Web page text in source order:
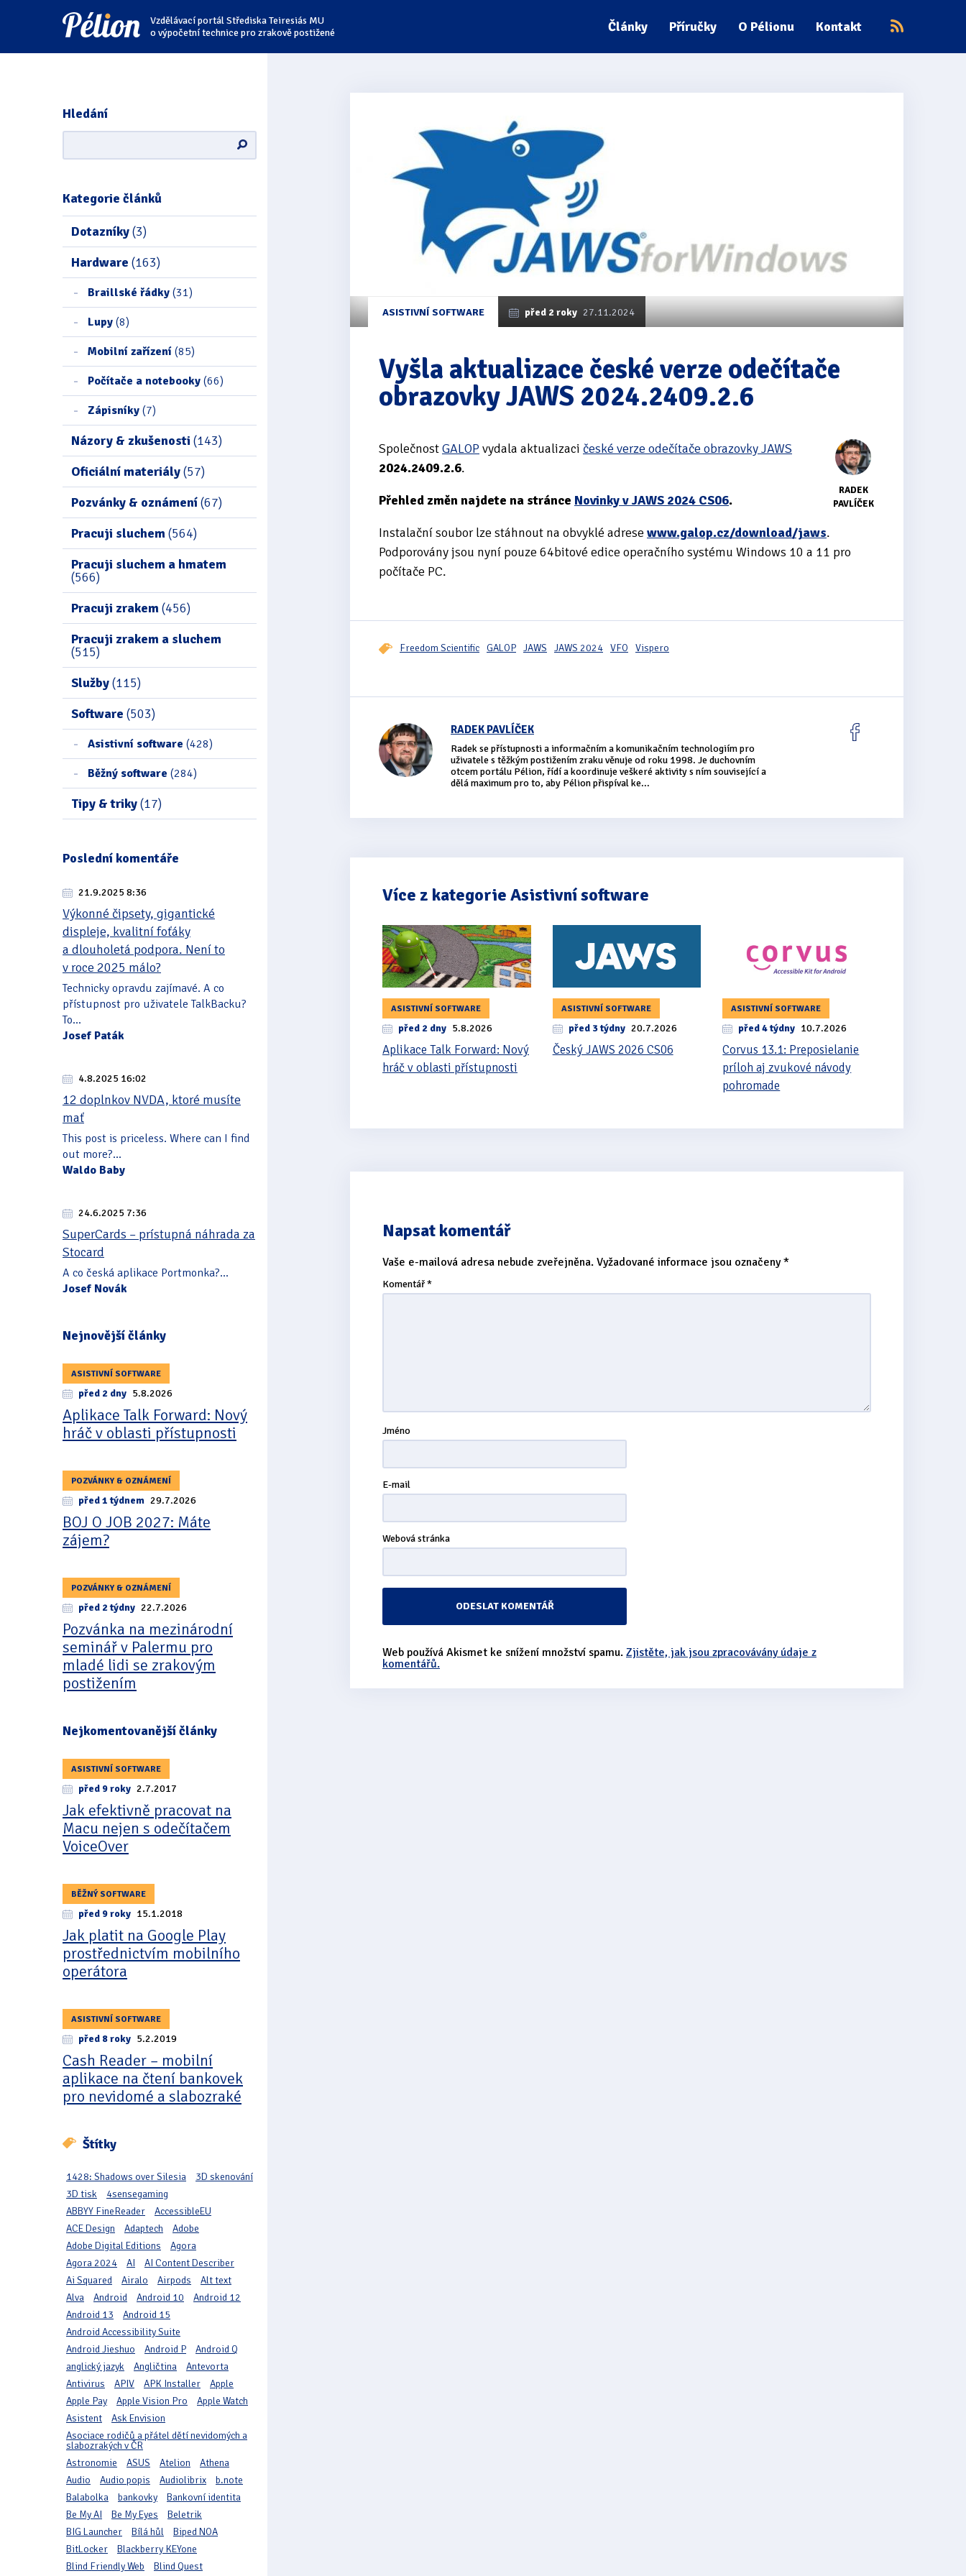
Přejít
na
štítky
Přejít
na
kategorie
Přejít
na
obsah
Vzdělávací portál Střediska Teiresiás MU
o výpočetní technice pro zrakově postižené
Články Příručky O Pélionu Kontakt
Hledání
Kategorie článků
Dotazníky(3)
Hardware (163)
Braillské řádky (31)
Lupy (8)
Mobilní zařízení (85)
Počítače a notebooky (66)
Zápisníky (7)
Názory & zkušenosti (143)
Oficiální materiály(57)
Pozvánky & oznámení(67)
Pracuji sluchem(564)
Pracuji sluchem a hmatem
(566)
Pracuji zrakem(456)
Pracuji zrakem a sluchem
(515)
Služby(115)
Software (503)
Asistivní software (428)
Běžný software (284)
Tipy & triky(17)
Poslední komentáře
21.9.2025 8:36
Výkonné čipsety, gigantické
displeje, kvalitní foťáky
a dlouholetá podpora. Není to
v roce 2025 málo?
Technicky opravdu zajímavé. A co
přístupnost pro uživatele TalkBacku?
To...
Josef Paták
4.8.2025 16:02
12 doplnkov NVDA, ktoré musíte
mať
This post is priceless. Where can I find
out more?...
Waldo Baby
24.6.2025 7:36
SuperCards – prístupná náhrada za
Stocard
A co česká aplikace Portmonka?...
Josef Novák
Nejnovější články
ASISTIVNÍ SOFTWARE
před 2 dny 5.8.2026
Aplikace Talk Forward: Nový
hráč v oblasti přístupnosti
POZVÁNKY & OZNÁMENÍ
před 1 týdnem 29.7.2026
BOJ O JOB 2027: Máte
zájem?
POZVÁNKY & OZNÁMENÍ
před 2 týdny 22.7.2026
Pozvánka na mezinárodní
seminář v Palermu pro
mladé lidi se zrakovým
postižením
Nejkomentovanější články
ASISTIVNÍ SOFTWARE
před 9 roky 2.7.2017
Jak efektivně pracovat na
Macu nejen s odečítačem
VoiceOver
BĚŽNÝ SOFTWARE
před 9 roky 15.1.2018
Jak platit na Google Play
prostřednictvím mobilního
operátora
ASISTIVNÍ SOFTWARE
před 8 roky 5.2.2019
Cash Reader – mobilní
aplikace na čtení bankovek
pro nevidomé a slabozraké
Štítky
1428: Shadows over Silesia
3D skenování
3D tisk
4sensegaming
ABBYY FineReader
AccessibleEU
ACE Design
Adaptech
Adobe
Adobe Digital Editions
Agora
Agora 2024
AI
AI Content Describer
Ai Squared
Airalo Airpods
Alt text
Alva
Android Android 10
Android 12
Android 13
Android 15
Android Accessibility Suite
Android Jieshuo
Android P
Android Q
anglický jazyk
Angličtina
Antevorta
Antivirus
APIV APK Installer
Apple
Apple Pay
Apple Vision Pro
Apple Watch
Asistent
Ask Envision
Asociace rodičů a přátel dětí nevidomých a
slabozrakých v ČR
Astronomie
ASUS Atelion
Athena
Audio
Audio popis Audiolibrix
b.note
Balabolka
bankovky
Bankovní identita
Be My AI
Be My Eyes
Beletrik
BIG Launcher
Bílá hůl
Biped NOA
BitLocker
Blackberry KEYone
Blind Friendly Web
Blind Quest
ASISTIVNÍ SOFTWARE před 2 roky 27.11.2024
Vyšla aktualizace české verze odečítače
obrazovky JAWS 2024.2409.2.6
RADEK
PAVLÍČEK
SpolečnostGALOP vydala aktualizaci české verze odečítače obrazovky JAWS
2024.2409.2.6.
Přehled změn najdete na stránce Novinky v JAWS 2024 CS06.
Instalační soubor lze stáhnout na obvyklé adrese www.galop.cz/download/jaws.
Podporovány jsou nyní pouze 64bitové edice operačního systému Windows 10 a 11 pro
počítače PC.
Freedom Scientific GALOP JAWS JAWS 2024 VFO Vispero
RADEK PAVLÍČEK
Radek se přístupnosti a informačním a komunikačním technologiím pro
uživatele s těžkým postižením zraku věnuje od roku 1998. Je duchovním
otcem portálu Pélion, řídí a koordinuje veškeré aktivity s ním související a
dělá maximum pro to, aby Pélion přispíval ke...
Více z kategorie Asistivní software
ASISTIVNÍ SOFTWARE
před 2 dny 5.8.2026
Aplikace Talk Forward: Nový
hráč v oblasti přístupnosti
ASISTIVNÍ SOFTWARE
před 3 týdny 20.7.2026
Český JAWS 2026 CS06
ASISTIVNÍ SOFTWARE
před 4 týdny 10.7.2026
Corvus 13.1: Preposielanie
príloh aj zvukové návody
pohromade
Napsat komentář
Vaše e-mailová adresa nebude zveřejněna. Vyžadované informace jsou označeny*
Komentář*
Jméno
E-mail
Webová stránka
Web používá Akismet ke snížení množství spamu. Zjistěte, jak jsou zpracovávány údaje z
komentářů.